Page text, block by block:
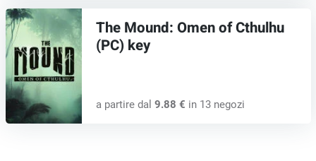
The Mound: Omen of Cthulhu
(PC) key
a partire dal 9.88 € in 13 negozi